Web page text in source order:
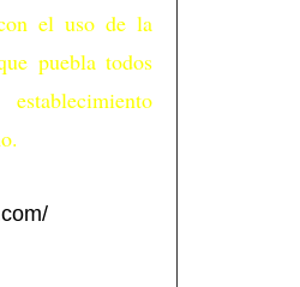
el uso de la
puebla todos